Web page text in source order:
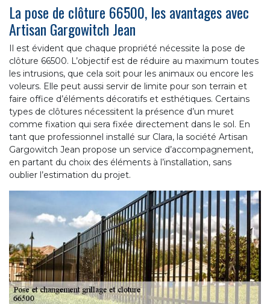
La pose de clôture 66500, les avantages avec
Artisan Gargowitch Jean
Il est évident que chaque propriété nécessite la pose de
clôture 66500. L’objectif est de réduire au maximum toutes
les intrusions, que cela soit pour les animaux ou encore les
voleurs. Elle peut aussi servir de limite pour son terrain et
faire office d’éléments décoratifs et esthétiques. Certains
types de clôtures nécessitent la présence d’un muret
comme fixation qui sera fixée directement dans le sol. En
tant que professionnel installé sur Clara, la société Artisan
Gargowitch Jean propose un service d’accompagnement,
en partant du choix des éléments à l’installation, sans
oublier l’estimation du projet.